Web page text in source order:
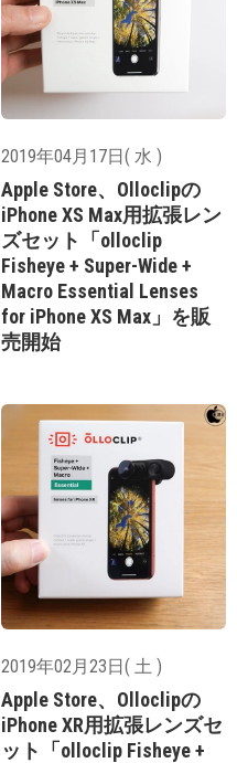
2019年04月17日( 水 )
Apple Store、Olloclipの
iPhone XS Max用拡張レン
ズセット「olloclip
Fisheye + Super-Wide +
Macro Essential Lenses
for iPhone XS Max」を販
売開始
2019年02月23日( 土 )
Apple Store、Olloclipの
iPhone XR用拡張レンズセ
ット「olloclip Fisheye +